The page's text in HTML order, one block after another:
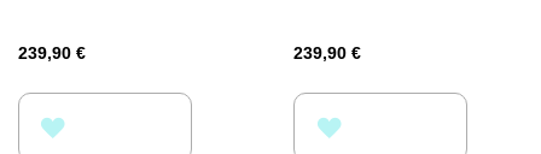
239,90 € 239,90 €